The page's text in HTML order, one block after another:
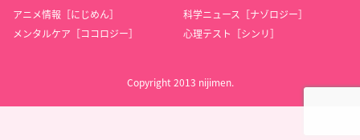
アニメ情報［にじめん］
科学ニュース［ナゾロジー］
メンタルケア［ココロジー］
心理テスト［シンリ］
Copyright 2013 nijimen.